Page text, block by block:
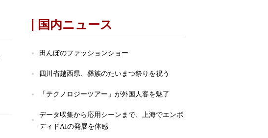
国内ニュース
田んぼのファッションショー
四川省越西県、彝族のたいまつ祭りを祝う
「テクノロジーツアー」が外国人客を魅了
データ収集から応用シーンまで、上海でエンボ
ディドAIの発展を体感